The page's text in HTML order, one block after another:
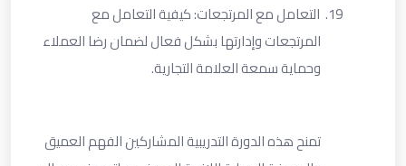
19. التعامل مع المرتجعات: كيفية التعامل مع
المرتجعات وإدارتها بشكل فعال لضمان رضا العملاء
وحماية سمعة العلامة التجارية.
تمنح هذه الدورة التدريبية المشاركين الفهم العميق